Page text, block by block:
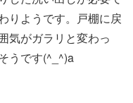
りようです。戸棚に戻
気がガラリと変わっ
うです(^_^)a